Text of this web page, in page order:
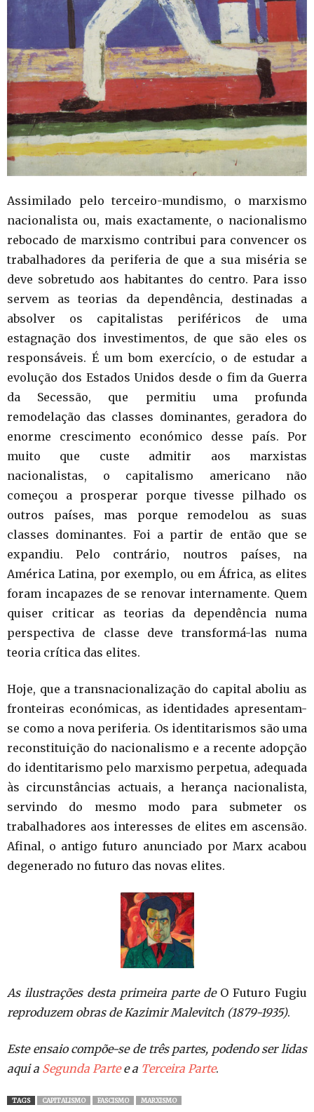
Assimilado pelo terceiro-mundismo, o marxismo
nacionalista ou, mais exactamente, o nacionalismo
rebocado de marxismo contribui para convencer os
trabalhadores da periferia de que a sua miséria se
deve sobretudo aos habitantes do centro. Para isso
servem as teorias da dependência, destinadas a
absolver os capitalistas periféricos de uma
estagnação dos investimentos, de que são eles os
responsáveis. É um bom exercício, o de estudar a
evolução dos Estados Unidos desde o fim da Guerra
da Secessão, que permitiu uma profunda
remodelação das classes dominantes, geradora do
enorme crescimento económico desse país. Por
muito que custe admitir aos marxistas
nacionalistas, o capitalismo americano não
começou a prosperar porque tivesse pilhado os
outros países, mas porque remodelou as suas
classes dominantes. Foi a partir de então que se
expandiu. Pelo contrário, noutros países, na
América Latina, por exemplo, ou em África, as elites
foram incapazes de se renovar internamente. Quem
quiser criticar as teorias da dependência numa
perspectiva de classe deve transformá-las numa
teoria crítica das elites.
Hoje, que a transnacionalização do capital aboliu as
fronteiras económicas, as identidades apresentam-
se como a nova periferia. Os identitarismos são uma
reconstituição do nacionalismo e a recente adopção
do identitarismo pelo marxismo perpetua, adequada
às circunstâncias actuais, a herança nacionalista,
servindo do mesmo modo para submeter os
trabalhadores aos interesses de elites em ascensão.
Afinal, o antigo futuro anunciado por Marx acabou
degenerado no futuro das novas elites.
As ilustrações desta primeira parte de O Futuro Fugiu
reproduzem obras de Kazimir Malevitch (1879-1935).
Este ensaio compõe-se de três partes, podendo ser lidas
aqui a Segunda Partee a Terceira Parte.
TAGS CAPITALISMO FASCISMO MARXISMO